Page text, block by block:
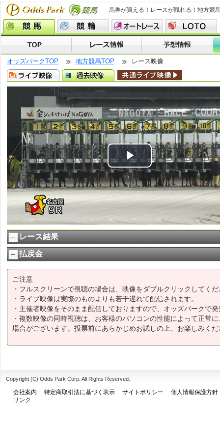
馬券が買える！レースが観れる！地方競
オッズパークTOP 地方競馬TOP レース映像
Play
Video
レース結果
払戻金
ご注意
・フルスクリーンで視聴の場合は、映像をダブルクリックしてく
・ライブ映像は実際のものよりも若干遅れて配信されます。
・主催者映像をそのまま配信しておりますので、オッズパークで
・複数映像の同時視聴は、お客様のパソコンの性能によって正常
場合がございます。投票前にあらかじめお試しの上、お楽しみく
Copyright (C) Odds Park Corp. All Rights Reserved.
会社案内 特定商取引法に基づく表示 サイトポリシー
個人情報保護方針
リンク